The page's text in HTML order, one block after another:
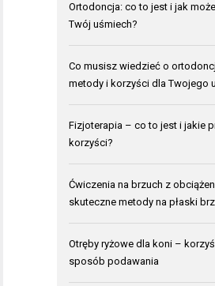
Ortodoncja: co to jest i jak
Twój uśmiech?
Co musisz wiedzieć o
metody i korzyści dla Twojego
Fizjoterapia – co to jest i jakie
korzyści?
Ćwiczenia na brzuch z
skuteczne metody na płaski
Otręby ryżowe dla koni –
sposób podawania